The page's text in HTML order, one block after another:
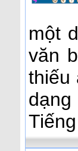
một
văn
thiếu